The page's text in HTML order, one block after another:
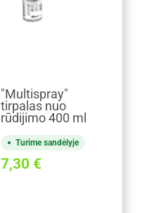
"Multispray"
tirpalas nuo
rūdijimo 400 ml
Turime sandėlyje
7,30 €